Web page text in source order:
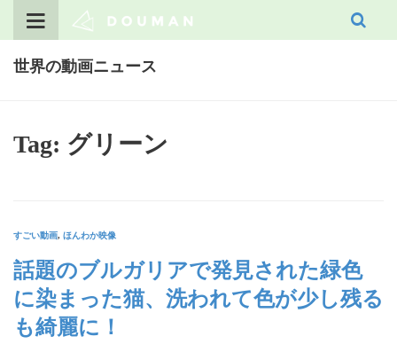
世界の動画ニュース
Tag: グリーン
すごい動画, ほんわか映像
話題のブルガリアで発見された緑色
に染まった猫、洗われて色が少し残る
も綺麗に！